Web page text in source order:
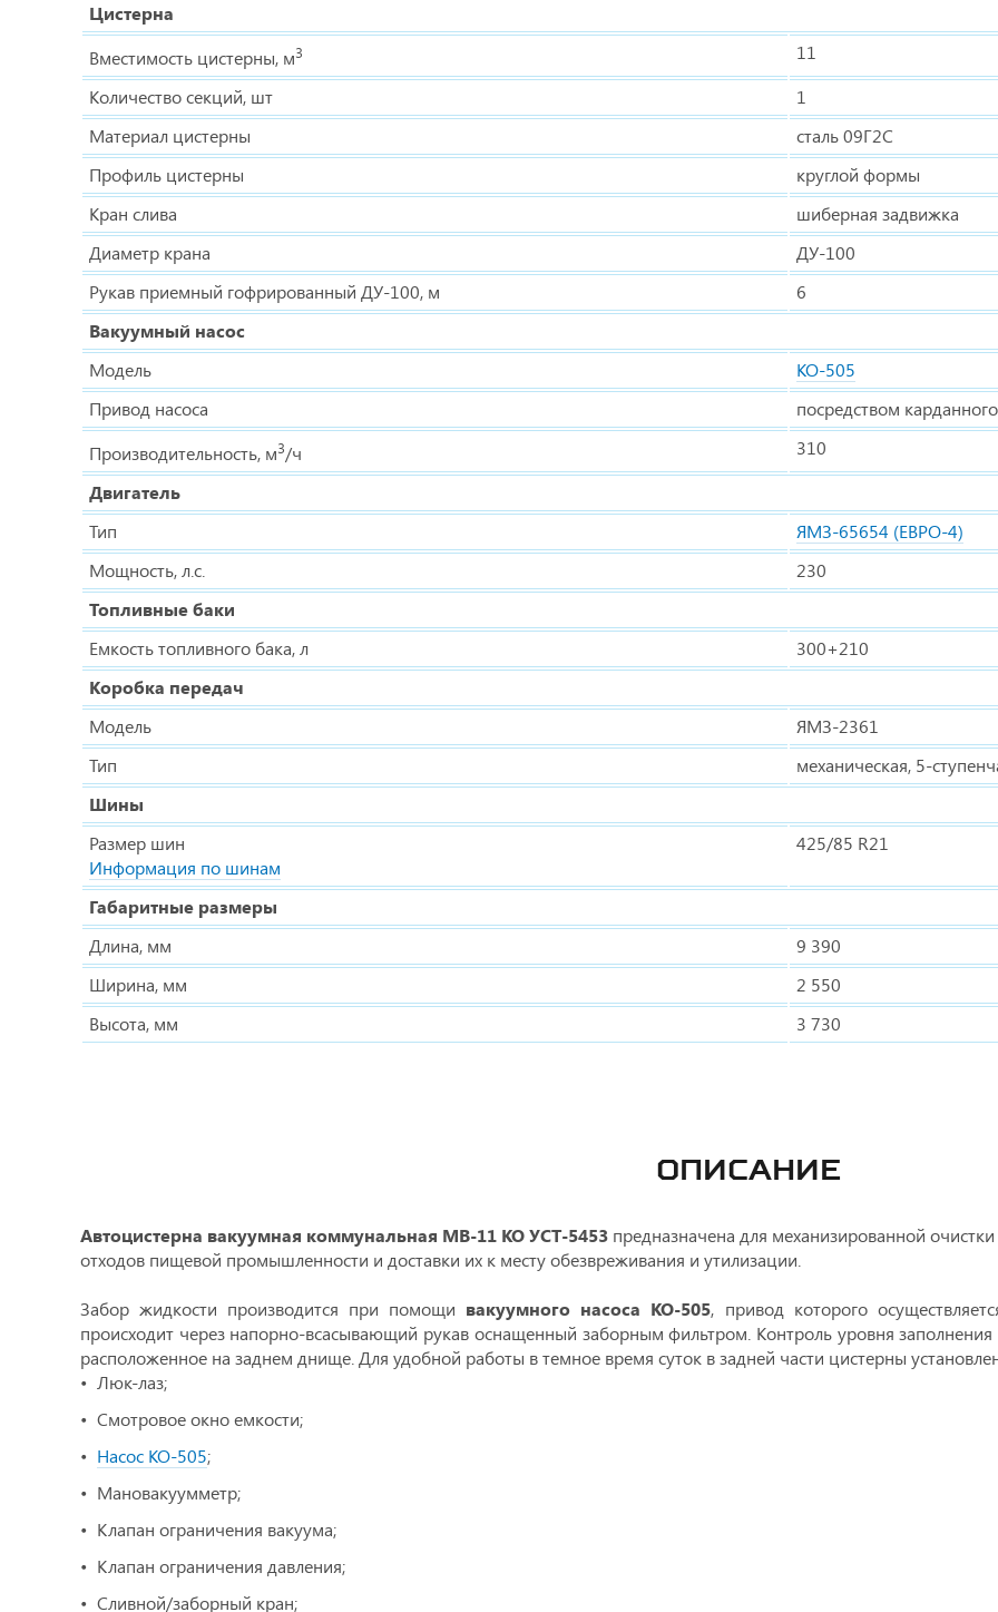
Цистерна
Вместимость цистерны, м3
11
Количество секций, шт
1
Материал цистерны
сталь 09Г2С
Профиль цистерны
круглой формы
Кран слива
шиберная задвижка
Диаметр крана
ДУ-100
Рукав приемный гофрированный ДУ-100, м
6
Вакуумный насос
Модель
КО-505
Привод насоса
посредством
Производительность, м3/ч
310
Двигатель
Тип
ЯМЗ-65654 (ЕВРО-4)
Мощность, л.с.
230
Топливные баки
Емкость топливного бака, л
300+210
Коробка передач
Модель
ЯМЗ-2361
Тип
механическая, 5-
Шины
Размер шин
Информация по шинам
425/85 R21
Габаритные размеры
Длина, мм
9 390
Ширина, мм
2 550
Высота, мм
3 730
ОПИСАНИЕ
Автоцистерна вакуумная коммунальная МВ-11 КО УСТ-5453 предназначена для механизированной
отходов пищевой промышленности и доставки их к месту обезвреживания и утилизации.
Забор жидкости производится при помощи вакуумного насоса КО-505, привод которого
происходит через напорно-всасывающий рукав оснащенный заборным фильтром. Контроль уровня
расположенное на заднем днище. Для удобной работы в темное время суток в задней части цистерны
Люк-лаз;
Смотровое окно емкости;
Насос КО-505;
Мановакуумметр;
Клапан ограничения вакуума;
Клапан ограничения давления;
Cливной/заборный кран;